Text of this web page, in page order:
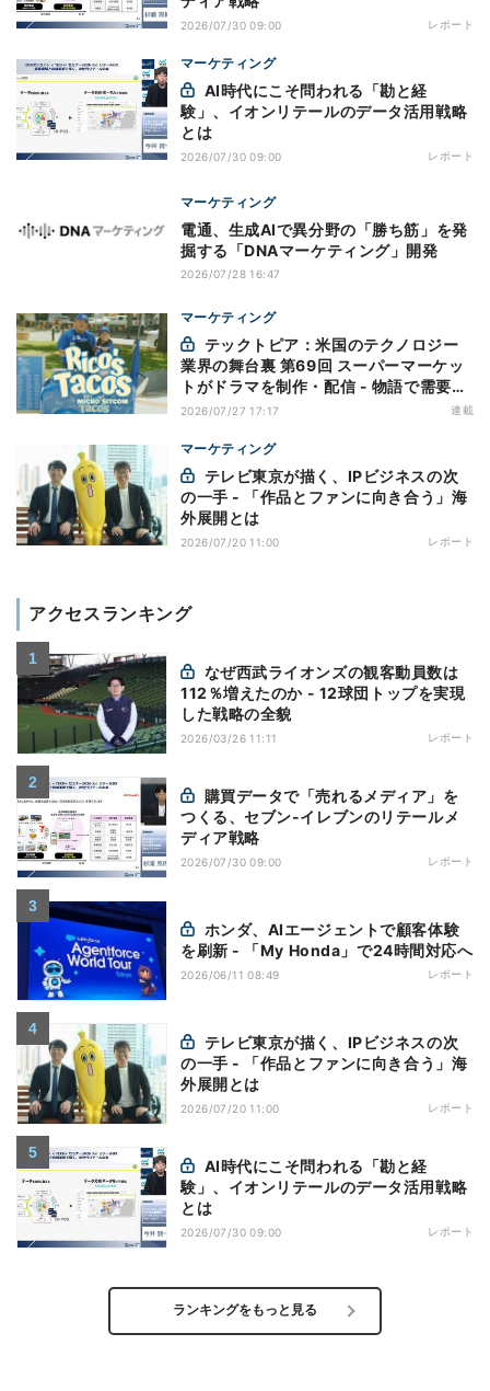
2026/07/30 09:00 レポート
マーケティング
験」、イオンリテールのデータ活用戦略
とは
2026/07/30 09:00 レポート
マーケティング
電通、生成AIで異分野の「勝ち筋」を発
掘する「DNAマーケティング」開発
2026/07/28 16:47
マーケティング
業界の舞台裏 第69回 スーパーマーケッ
トがドラマを制作・配信 - 物語で需要を
演出する小売メディア
2026/07/27 17:17 連載
マーケティング
の一手 - 「作品とファンに向き合う」海
外展開とは
2026/07/20 11:00 レポート
アクセスランキング
112％増えたのか - 12球団トップを実現
した戦略の全貌
2026/03/26 11:11 レポート
つくる、セブン-イレブンのリテールメ
ディア戦略
2026/07/30 09:00 レポート
を刷新 - 「My Honda」で24時間対応へ
2026/06/11 08:49 レポート
の一手 - 「作品とファンに向き合う」海
外展開とは
2026/07/20 11:00 レポート
験」、イオンリテールのデータ活用戦略
とは
2026/07/30 09:00 レポート
ランキングをもっと見る